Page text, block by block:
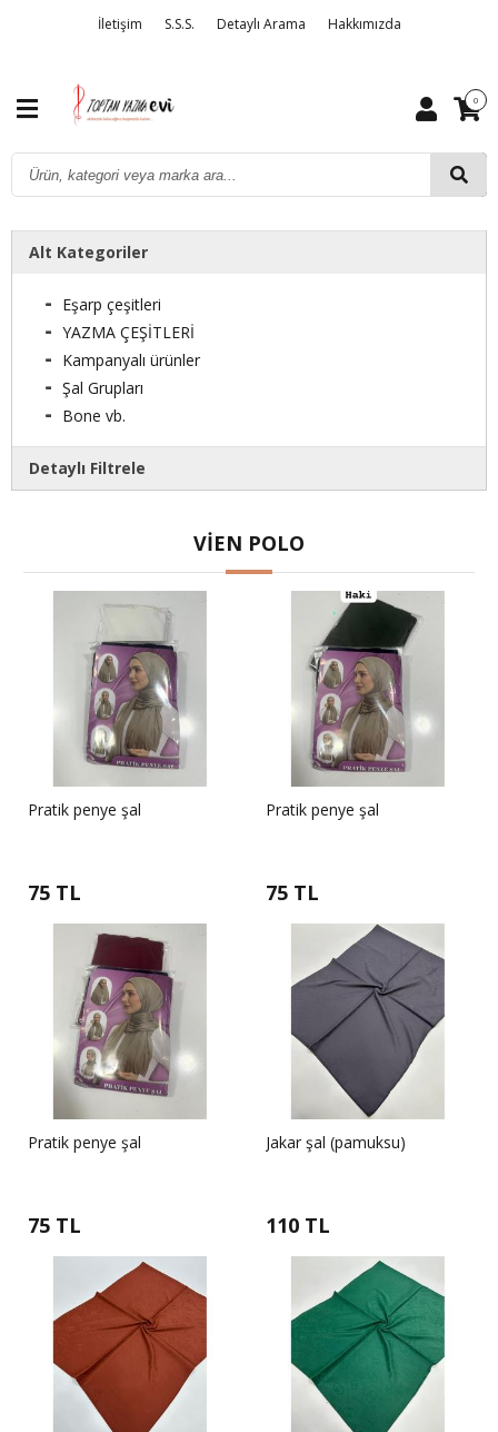
İletişim S.S.S. Detaylı Arama Hakkımızda
0
Alt Kategoriler
Eşarp çeşitleri
YAZMA ÇEŞİTLERİ
Kampanyalı ürünler
Şal Grupları
Bone vb.
Detaylı Filtrele
VIEN POLO
Pratik penye şal
75 TL
Pratik penye şal
75 TL
Pratik penye şal
75 TL
Jakar şal (pamuksu)
110 TL